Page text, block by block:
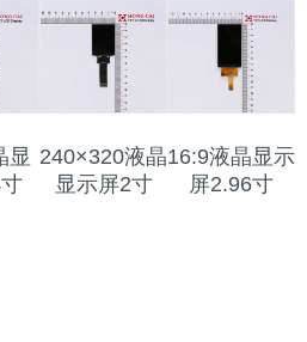
显 240×320液晶
显示屏2寸
16:9液晶显示
屏2.96寸